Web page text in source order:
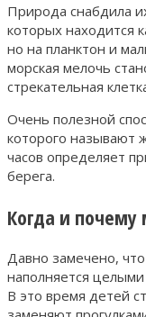
Природа снабдила
которых находится
но на планктон и
морская мелочь
стрекательная
Очень полезной
которого называют
часов определяет
берега.
Когда и
Давно замечено,
наполняется
В это время детей